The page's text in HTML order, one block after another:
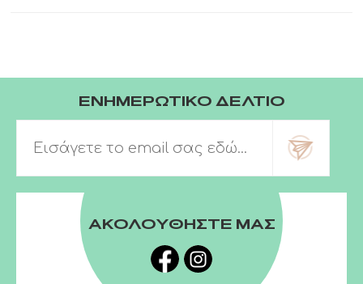
ΕΝΗΜΕΡΩΤΙΚΟ ΔΕΛΤΙΟ
ΑΚΟΛΟΥΘΗΣΤΕ ΜΑΣ